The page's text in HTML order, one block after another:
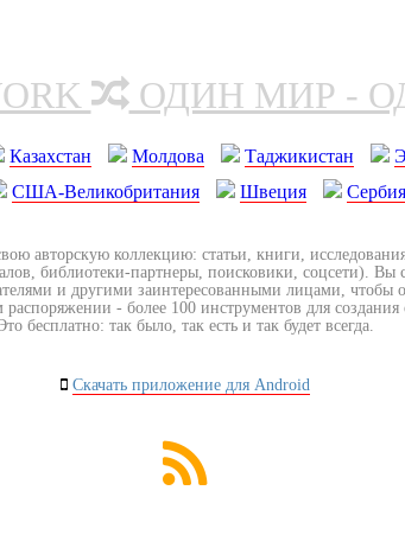
ОДИН МИР -
Казахстан Молдова Таджикистан
США-Великобритания
Швеция Сербия
авторскую коллекцию: статьи, книги,
библиотеки-партнеры, поисковики, соцсети). Вы
и другими заинтересованными лицами, чтобы
- более 100 инструментов для создания
бесплатно: так было, так есть и так будет всегда.
Скачать приложение для Android